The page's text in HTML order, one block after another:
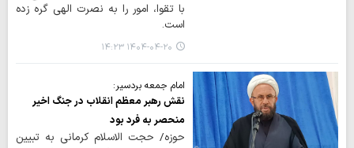
با تقوا، امور را به نصرت الهی گره زده
است.
۱۴۰۴-۰۴-۲۰ ۱۴:۲۳
امام جمعه بردسیر:
نقش رهبر معظم انقلاب در جنگ اخیر
منحصر به فرد بود
حوزه/ حجت الاسلام کرمانی به تبیین